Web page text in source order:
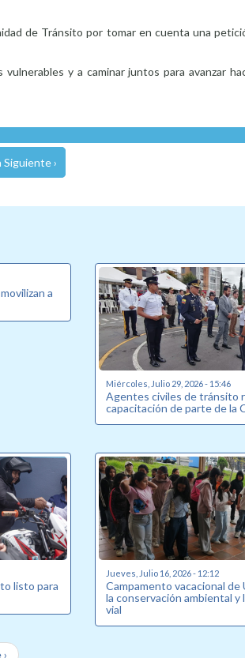
de Tránsito por tomar en cuenta una
y a caminar juntos para avanzar
›
a
Miércoles, Julio 29, 2026 - 15:46
Agentes civiles de tránsito
capacitación de parte de la
listo para
Jueves, Julio 16, 2026 - 12:12
Campamento vacacional de
la conservación ambiental y
vial